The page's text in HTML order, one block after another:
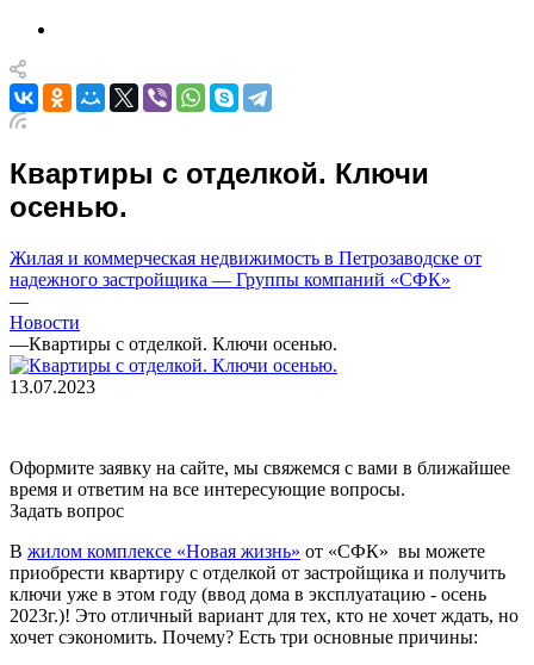
Квартиры с отделкой. Ключи
осенью.
Жилая и коммерческая недвижимость в Петрозаводске от
надежного застройщика — Группы компаний «СФК»
—
Новости
—Квартиры с отделкой. Ключи осенью.
13.07.2023
Оформите заявку на сайте, мы свяжемся с вами в ближайшее
время и ответим на все интересующие вопросы.
Задать вопрос
В жилом комплексе «Новая жизнь» от «СФК» вы можете
приобрести квартиру с отделкой от застройщика и получить
ключи уже в этом году (ввод дома в эксплуатацию - осень
2023г.)! Это отличный вариант для тех, кто не хочет ждать, но
хочет сэкономить. Почему? Есть три основные причины: